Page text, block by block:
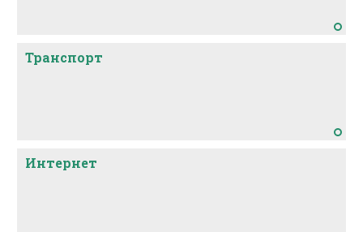
Транспорт
Интернет